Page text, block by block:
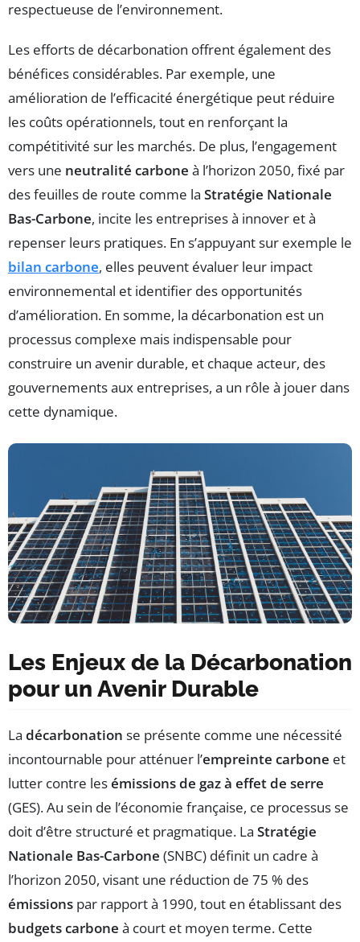
respectueuse de l’environnement.
Les efforts de décarbonation offrent également des
bénéfices considérables. Par exemple, une
amélioration de l’efficacité énergétique peut réduire
les coûts opérationnels, tout en renforçant la
compétitivité sur les marchés. De plus, l’engagement
vers une neutralité carbone à l’horizon 2050, fixé par
des feuilles de route comme la Stratégie Nationale
Bas-Carbone, incite les entreprises à innover et à
repenser leurs pratiques. En s’appuyant sur exemple le
bilan carbone, elles peuvent évaluer leur impact
environnemental et identifier des opportunités
d’amélioration. En somme, la décarbonation est un
processus complexe mais indispensable pour
construire un avenir durable, et chaque acteur, des
gouvernements aux entreprises, a un rôle à jouer dans
cette dynamique.
Les Enjeux de la Décarbonation
pour un Avenir Durable
La décarbonation se présente comme une nécessité
incontournable pour atténuer l’empreinte carbone et
lutter contre lesémissions de gaz à effet de serre
(GES). Au sein de l’économie française, ce processus se
doit d’être structuré et pragmatique. La Stratégie
Nationale Bas-Carbone (SNBC) définit un cadre à
l’horizon 2050, visant une réduction de 75 % des
émissions par rapport à 1990, tout en établissant des
budgets carbone à court et moyen terme. Cette